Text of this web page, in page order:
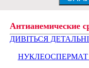
Антианемические
ДИВІТЬСЯ
НУКЛЕОСПЕРМАТ